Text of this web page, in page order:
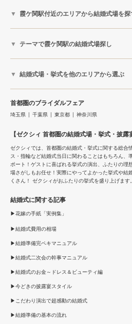
霞ケ関駅付近のエリアから結婚式場を探
テーマで霞ケ関駅の結婚式場探し
結婚式場・挙式を他のエリアから選ぶ
首都圏のブライダルフェア
埼玉県 千葉県 東京都 神奈川県
【ゼクシィ 首都圏の結婚式場・挙式・披
ゼクシィでは、首都圏の結婚式・挙式に関する総合
ス・指輪など結婚式当日に関わることはもちろん、
ポート！ゲストに喜ばれる挙式の演出、ふたりの理
場さがしもお任せ！実際にやってよかった挙式や結
くさん！ ゼクシィがおふたりの挙式を盛り上げます。
結婚式に関する記事
花嫁の手紙「実例集」
結婚式費用の相場
結婚準備完ペキマニュアル
結婚式二次会の幹事マニュアル
結婚式のお金～ドレス＆ビューティ編
今どきの披露宴スタイル
こだわり演出で超感動の結婚式
結婚準備の基本の流れ